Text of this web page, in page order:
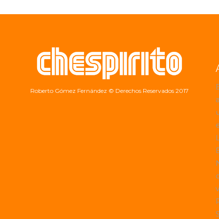
Roberto Gómez Fernández © Derechos Reservados 2017